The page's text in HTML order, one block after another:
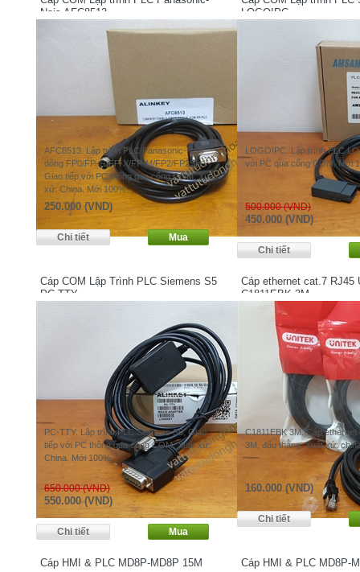
Nais AFC8513
AFC8513. Lập trình PLC Panasonic-Nais
dòng FP0/FP-G/FP-X/FP-M/FP2/FP2SH.
Giao tiếp với PC thông qua cổng COM. Xuất
xứ: China. Mới 100%.
250.000 (VND)
LOGO!PC
LOGO!PC. Lập trình PLC
với PC qua cổng COM. Mới
500.000 (VND)
450.000 (VND)
Cáp COM Lập Trình PLC Siemens S5
PC-TTY
PC-TTY. Lập trình PLC Siemens S5, Giao
tiếp với PC thông qua cổng COM. Xuất xứ:
China. Mới 100%.
650.000 (VND)
550.000 (VND)
Cáp ethernet cat.7 RJ45
C1811EBK 3M
C1811EBK 3M. Cáp
3M, đấu thẳng. Xuất xứ:
160.000 (VND)
Cáp HMI & PLC MD8P-MD8P 15M Cáp HMI & PLC MD8P-